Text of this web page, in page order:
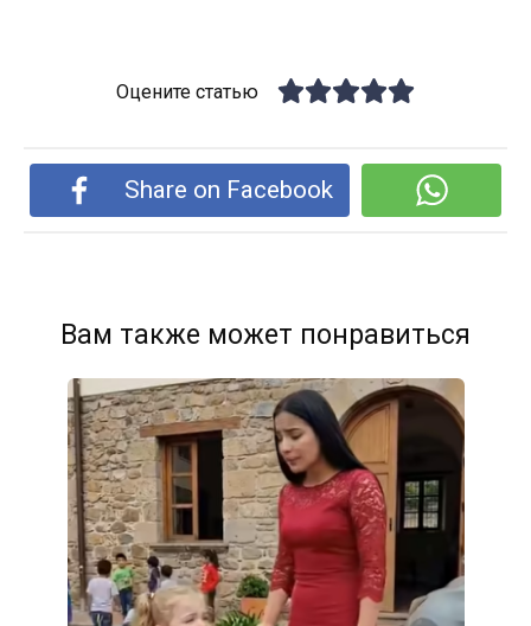
Оцените статью
Share on Facebook
Вам также может понравиться